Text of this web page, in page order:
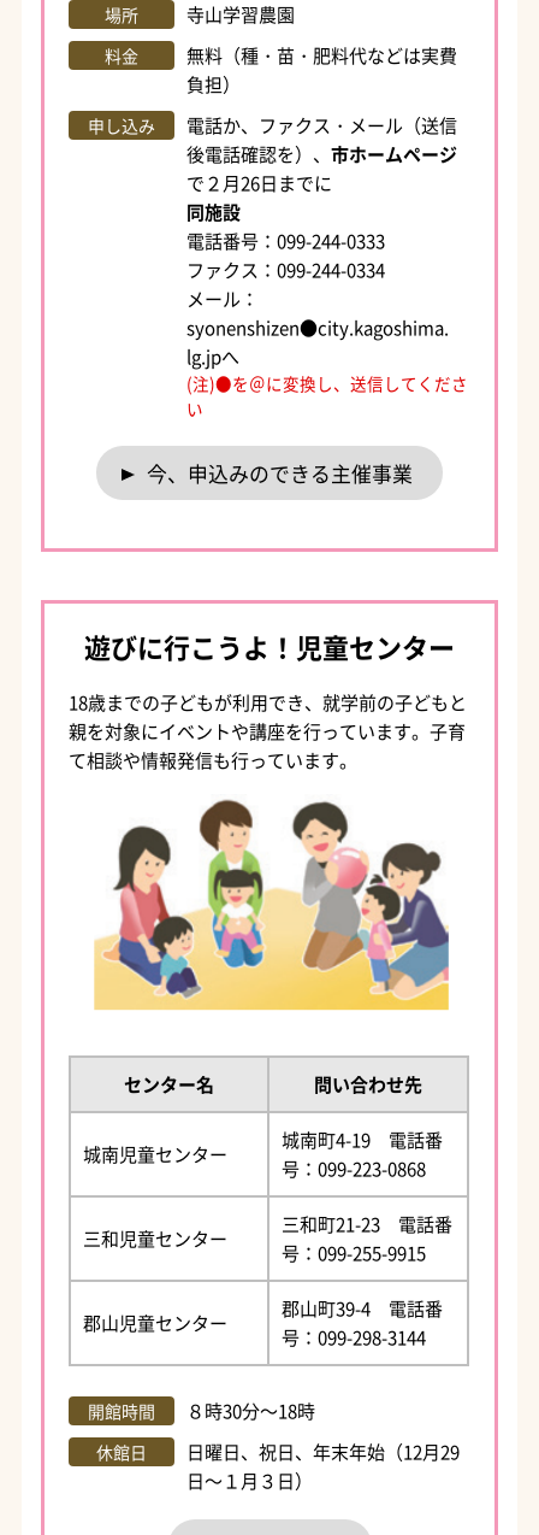
場所 寺山学習農園
料金
無料（種・苗・肥料代などは実費
負担）
申し込み
電話か、ファクス・メール（送信
後電話確認を）、市ホームページ
で２月26日までに
同施設
電話番号：099-244-0333
ファクス：099-244-0334
メール：
syonenshizen●city.kagoshima.
lg.jpへ
(注)●を＠に変換し、送信してくださ
い
今、申込みのできる主催事業
遊びに行こうよ！児童センター
18歳までの子どもが利用でき、就学前の子どもと
親を対象にイベントや講座を行っています。子育
て相談や情報発信も行っています。
センター名 問い合わせ先
城南児童センター
城南町4-19 電話番
号：099-223-0868
三和児童センター
三和町21-23 電話番
号：099-255-9915
郡山児童センター
郡山町39-4 電話番
号：099-298-3144
開館時間 ８時30分～18時
休館日
日曜日、祝日、年末年始（12月29
日～１月３日）